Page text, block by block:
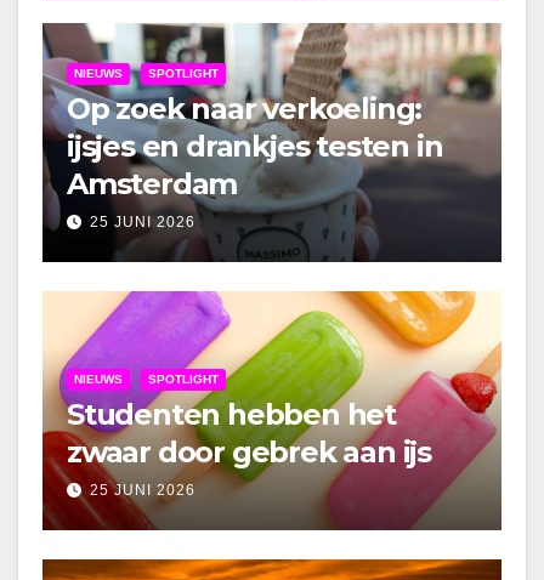
NIEUWS SPOTLIGHT
Op zoek naar verkoeling:
ijsjes en drankjes testen in
Amsterdam
25 JUNI 2026
NIEUWS SPOTLIGHT
Studenten hebben het
zwaar door gebrek aan ijs
25 JUNI 2026